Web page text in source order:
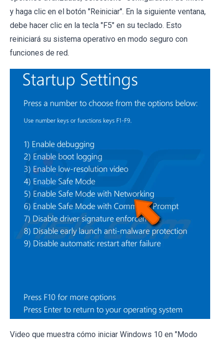
y haga clic en el botón "Reiniciar". En la siguiente ventana,
debe hacer clic en la tecla "F5" en su teclado. Esto
reiniciará su sistema operativo en modo seguro con
funciones de red.
Video que muestra cómo iniciar Windows 10 en "Modo